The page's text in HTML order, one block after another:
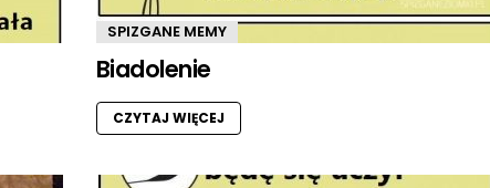
SPIZGANE MEMY
Biadolenie
CZYTAJ WIĘCEJ